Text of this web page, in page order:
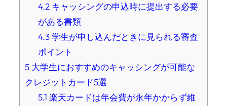
4.2 キャッシングの申込時に提出する必要
がある書類
4.3学生が申し込んだときに見られる審査
ポイント
5 大学生におすすめのキャッシングが可能な
クレジットカード5選
5.1 楽天カードは年会費が永年かからず維